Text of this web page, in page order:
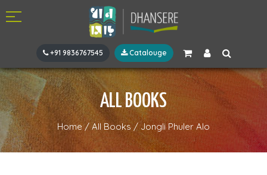
+91 9836767545 Catalouge
ALL BOOKS
Home / All Books/Jongli Phuler Alo